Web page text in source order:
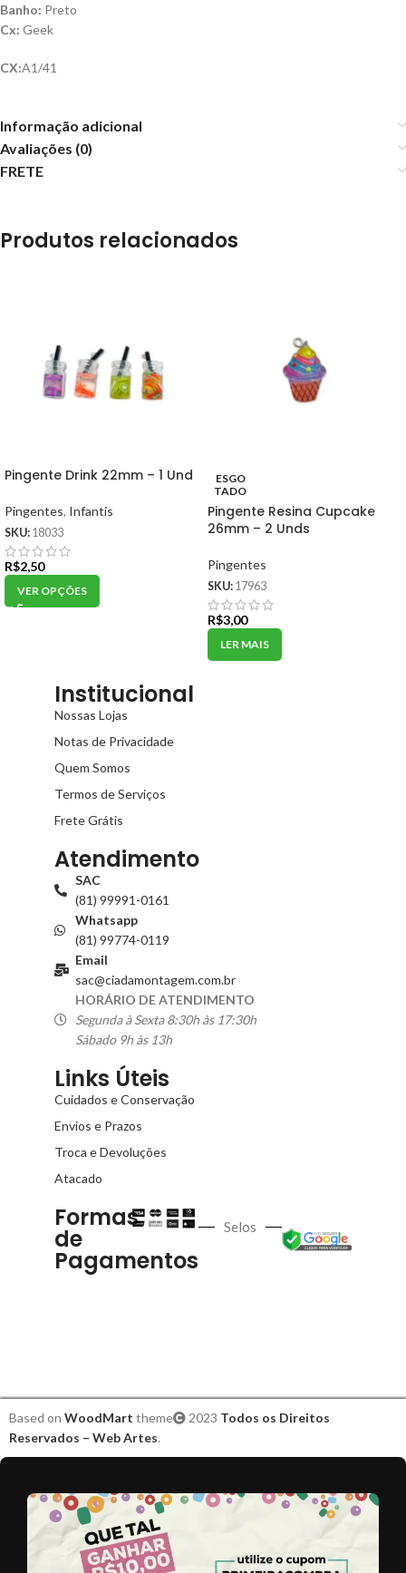
Banho: Preto
Cx: Geek
CX:A1/41
Informação adicional
Avaliações (0)
FRETE
Produtos relacionados
Pingente Drink 22mm – 1 Und
Pingentes, Infantis
SKU: 18033
R$2,50
VER OPÇÕES
ESGO
TADO
Pingente Resina Cupcake
26mm – 2 Unds
Pingentes
SKU: 17963
R$3,00
LER MAIS
Institucional
Nossas Lojas
Notas de Privacidade
Quem Somos
Termos de Serviços
Frete Grátis
Atendimento
SAC
(81) 99991-0161
Whatsapp
(81) 99774-0119
Email
sac@ciadamontagem.com.br
HORÁRIO DE ATENDIMENTO
Segunda à Sexta 8:30h às 17:30h
Sábado 9h às 13h
Links Úteis
Cuidados e Conservação
Envios e Prazos
Troca e Devoluções
Atacado
Formas
de
Pagamentos
Selos
Based on WoodMart theme 2023 Todos os Direitos
Reservados – Web Artes.